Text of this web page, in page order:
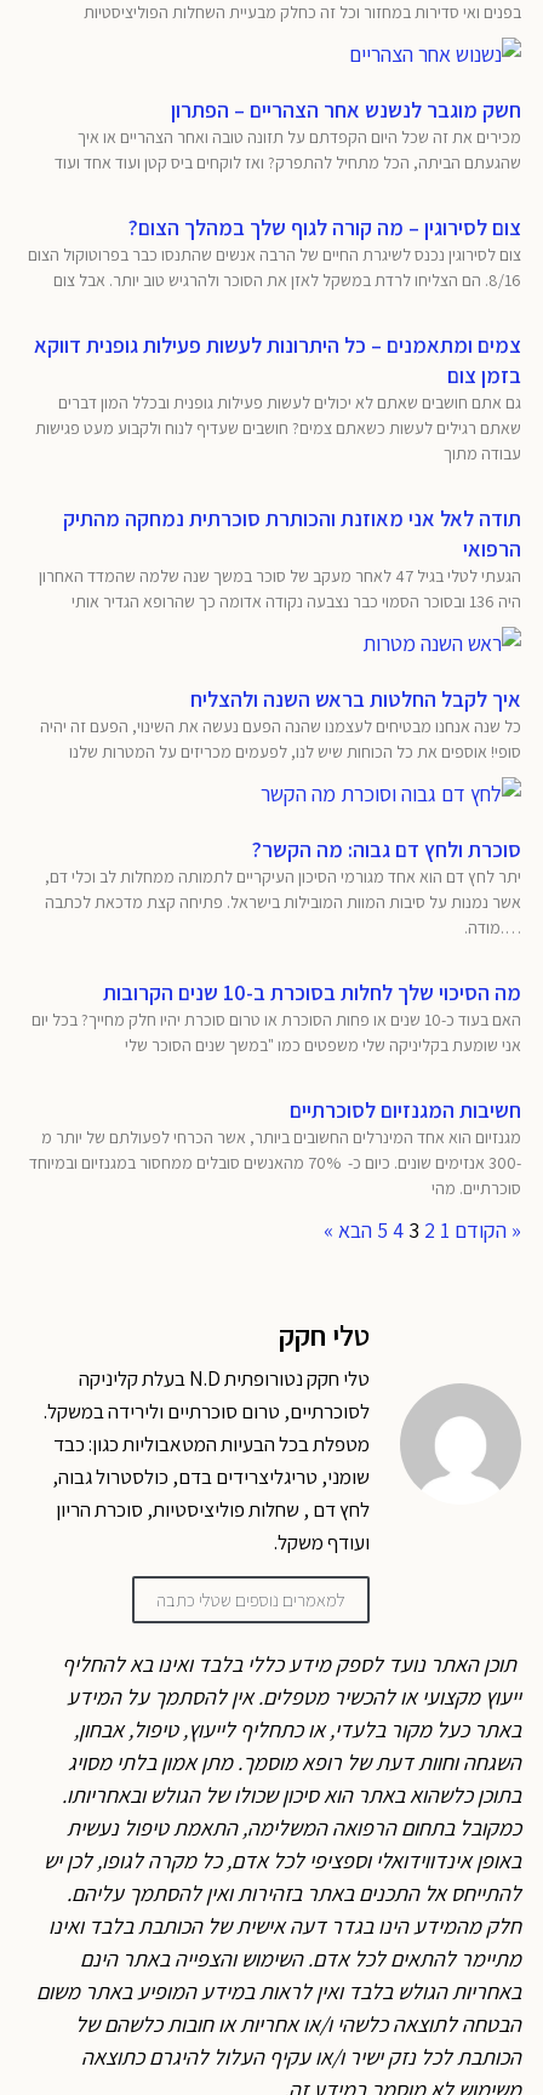
בפנים ואי סדירות במחזור וכל זה כחלק מבעיית השחלות הפוליציסטיות
חשק מוגבר לנשנש אחר הצהריים – הפתרון
מכירים את זה שכל היום הקפדתם על תזונה טובה ואחר הצהריים או איך
שהגעתם הביתה, הכל מתחיל להתפרק? ואז לוקחים ביס קטן ועוד אחד ועוד
צום לסירוגין – מה קורה לגוף שלך במהלך הצום?
צום לסירוגין נכנס לשיגרת החיים של הרבה אנשים שהתנסו כבר בפרוטוקול הצום
8/16. הם הצליחו לרדת במשקל לאזן את הסוכר ולהרגיש טוב יותר. אבל צום
צמים ומתאמנים – כל היתרונות לעשות פעילות גופנית דווקא
בזמן צום
גם אתם חושבים שאתם לא יכולים לעשות פעילות גופנית ובכלל המון דברים
שאתם רגילים לעשות כשאתם צמים? חושבים שעדיף לנוח ולקבוע מעט פגישות
עבודה מתוך
תודה לאל אני מאוזנת והכותרת סוכרתית נמחקה מהתיק
הרפואי
הגעתי לטלי בגיל 47 לאחר מעקב של סוכר במשך שנה שלמה שהמדד האחרון
היה 136 ובסוכר הסמוי כבר נצבעה נקודה אדומה כך שהרופא הגדיר אותי
איך לקבל החלטות בראש השנה ולהצליח
כל שנה אנחנו מבטיחים לעצמנו שהנה הפעם נעשה את השינוי, הפעם זה יהיה
סופי! אוספים את כל הכוחות שיש לנו, לפעמים מכריזים על המטרות שלנו
סוכרת ולחץ דם גבוה: מה הקשר?
יתר לחץ דם הוא אחד מגורמי הסיכון העיקריים לתמותה ממחלות לב וכלי דם,
אשר נמנות על סיבות המוות המובילות בישראל. פתיחה קצת מדכאת לכתבה
….מודה.
מה הסיכוי שלך לחלות בסוכרת ב-10 שנים הקרובות
האם בעוד כ-10 שנים או פחות הסוכרת או טרום סוכרת יהיו חלק מחייך? בכל יום
אני שומעת בקליניקה שלי משפטים כמו "במשך שנים הסוכר שלי
חשיבות המגנזיום לסוכרתיים
מגנזיום הוא אחד המינרלים החשובים ביותר, אשר הכרחי לפעולתם של יותר מ
-300 אנזימים שונים. כיום כ- 70% מהאנשים סובלים ממחסור במגנזיום ובמיוחד
סוכרתיים. מהי
« הקודם 1
2
3
4
5 הבא »
טלי חקק
טלי חקק נטורופתית N.D בעלת קליניקה
לסוכרתיים, טרום סוכרתיים ולירידה במשקל.
מטפלת בכל הבעיות המטאבוליות כגון: כבד
שומני, טריגליצרידים בדם, כולסטרול גבוה,
לחץ דם , שחלות פוליציסטיות, סוכרת הריון
ועודף משקל.
למאמרים נוספים שטלי כתבה
תוכן האתר נועד לספק מידע כללי בלבד ואינו בא להחליף
ייעוץ מקצועי או להכשיר מטפלים. אין להסתמך על המידע
באתר כעל מקור בלעדי, או כתחליף לייעוץ, טיפול, אבחון,
השגחה וחוות דעת של רופא מוסמך. מתן אמון בלתי מסויג
בתוכן כלשהוא באתר הוא סיכון שכולו של הגולש ובאחריותו.
כמקובל בתחום הרפואה המשלימה, התאמת טיפול נעשית
באופן אינדווידואלי וספציפי לכל אדם, כל מקרה לגופו, לכן יש
להתייחס אל התכנים באתר בזהירות ואין להסתמך עליהם.
חלק מהמידע הינו בגדר דעה אישית של הכותבת בלבד ואינו
מתיימר להתאים לכל אדם. השימוש והצפייה באתר הינם
באחריות הגולש בלבד ואין לראות במידע המופיע באתר משום
הבטחה לתוצאה כלשהי ו/או אחריות או חובות כלשהם של
הכותבת לכל נזק ישיר ו/או עקיף העלול להיגרם כתוצאה
משימוש לא מוסמך במידע זה.